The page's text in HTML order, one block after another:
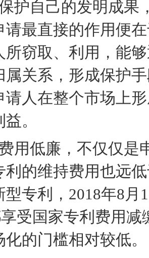
自己的发明成果
请最直接的作用便
所窃取、利用，能
属关系，形成保护
请人在整个市场上
。
低廉，不仅仅是
利的维持费用也远
型专利，2018年8
受国家专利费用
的门槛相对较低。